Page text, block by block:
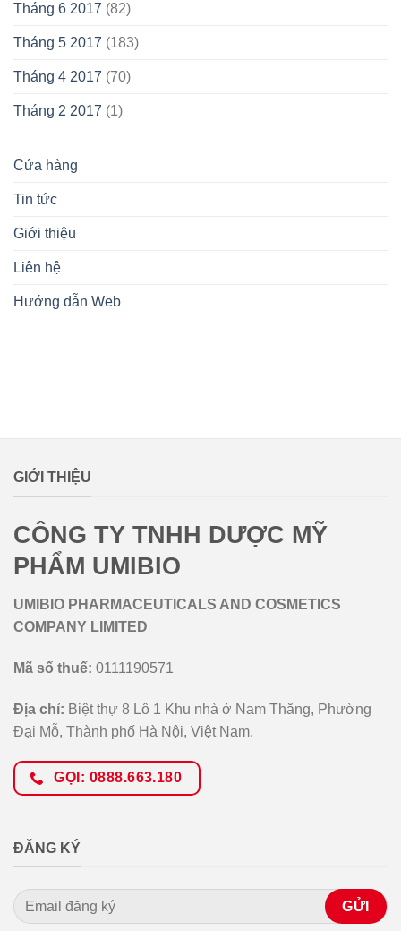
Tháng 6 2017 (82)
Tháng 5 2017 (183)
Tháng 4 2017 (70)
Tháng 2 2017 (1)
Cửa hàng
Tin tức
Giới thiệu
Liên hệ
Hướng dẫn Web
GIỚI THIỆU
CÔNG TY TNHH DƯỢC MỸ
PHẨM UMIBIO
UMIBIO PHARMACEUTICALS AND COSMETICS
COMPANY LIMITED
Mã số thuế: 0111190571
Địa chỉ: Biệt thự 8 Lô 1 Khu nhà ở Nam Thăng, Phường
Đại Mỗ, Thành phố Hà Nội, Việt Nam.
GỌI: 0888.663.180
ĐĂNG KÝ